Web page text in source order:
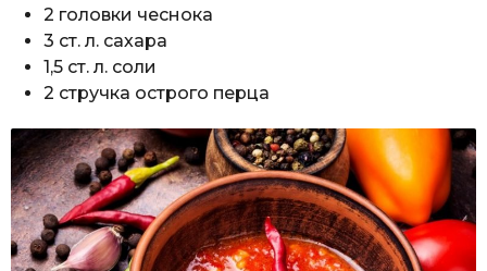
2 головки чеснока
3 ст. л. сахара
1,5 ст. л. соли
2 стручка острого перца